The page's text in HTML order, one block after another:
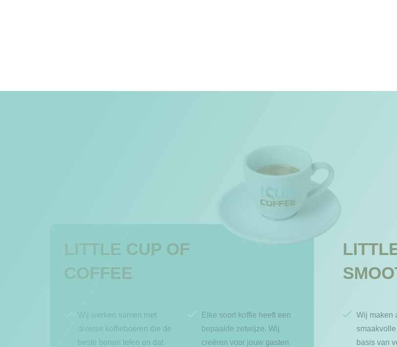
LITTLE CUP OF
COFFEE
Wij werken samen met
diverse koffieboeren die de
beste bonen telen en dat
Elke soort koffie heeft een
bepaalde zetwijze. Wij
creëren voor jouw gasten
Wij maken
basis van